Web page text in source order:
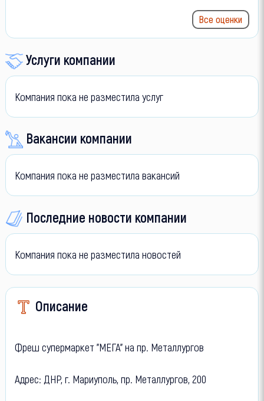
Все оценки
Услуги компании
Компания пока не разместила услуг
Вакансии компании
Компания пока не разместила вакансий
Последние новости компании
Компания пока не разместила новостей
Описание
Фреш супермаркет "МЕГА" на пр. Металлургов
Адрес: ДНР, г. Мариуполь, пр. Металлургов, 200